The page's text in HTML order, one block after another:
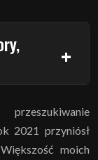
2021 przyniósł
moich